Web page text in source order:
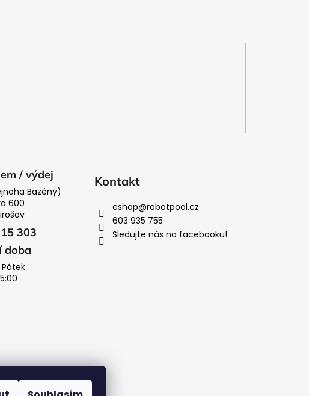
/ výdej
Bazény)
600
303
doba
Kontakt
eshop@robotpool.cz
603 935 755
Sledujte nás na facebooku!